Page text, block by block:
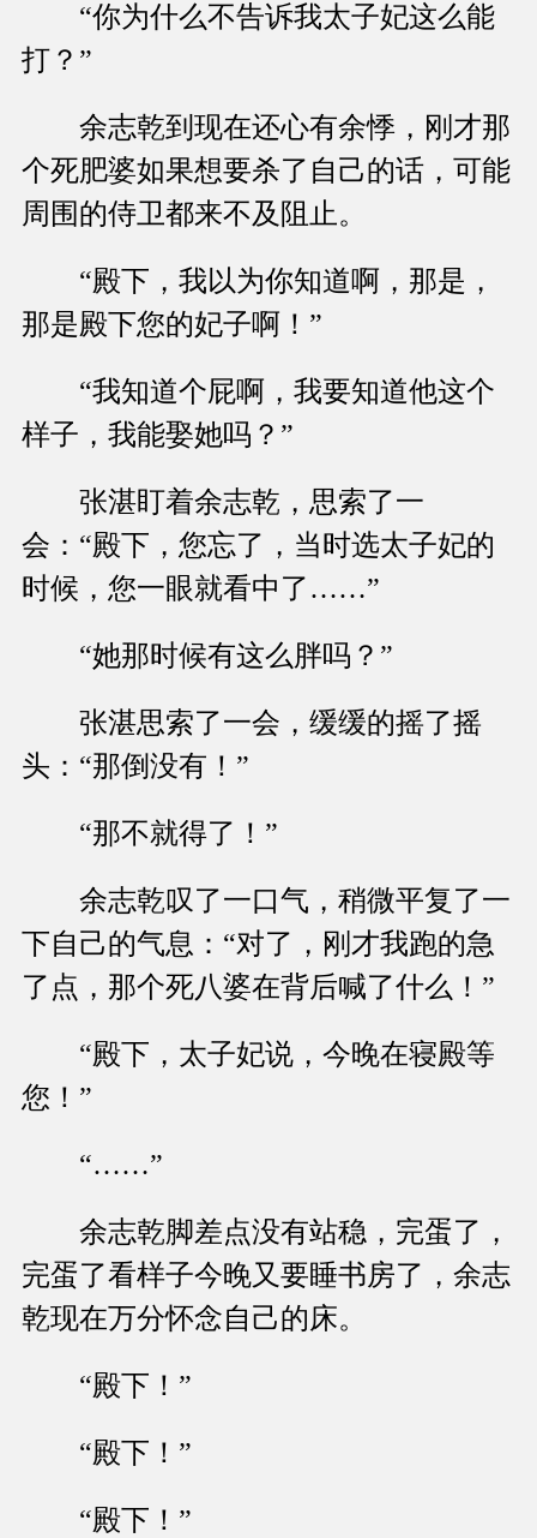
“你为什么不告诉我太子妃这么能
打？”
余志乾到现在还心有余悸，刚才那
个死肥婆如果想要杀了自己的话，可能
周围的侍卫都来不及阻止。
“殿下，我以为你知道啊，那是，
那是殿下您的妃子啊！”
“我知道个屁啊，我要知道他这个
样子，我能娶她吗？”
张湛盯着余志乾，思索了一
会：“殿下，您忘了，当时选太子妃的
时候，您一眼就看中了……”
“她那时候有这么胖吗？”
张湛思索了一会，缓缓的摇了摇
头：“那倒没有！”
“那不就得了！”
余志乾叹了一口气，稍微平复了一
下自己的气息：“对了，刚才我跑的急
了点，那个死八婆在背后喊了什么！”
“殿下，太子妃说，今晚在寝殿等
您！”
“……”
余志乾脚差点没有站稳，完蛋了，
完蛋了看样子今晚又要睡书房了，余志
乾现在万分怀念自己的床。
“殿下！”
“殿下！”
“殿下！”